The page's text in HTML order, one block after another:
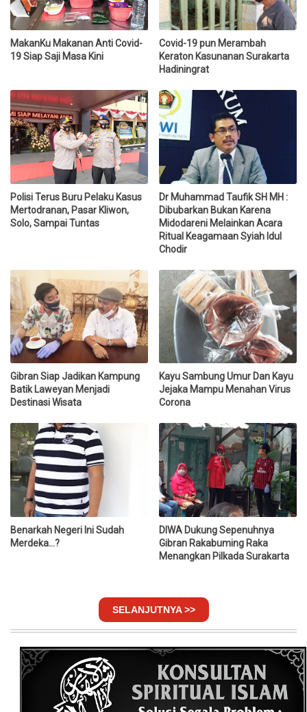
MakanKu Makanan Anti Covid-
19 Siap Saji Masa Kini
Covid-19 pun Merambah
Keraton Kasunanan Surakarta
Hadiningrat
Polisi Terus Buru Pelaku Kasus
Mertodranan, Pasar Kliwon,
Solo, Sampai Tuntas
Dr Muhammad Taufik SH MH :
Dibubarkan Bukan Karena
Midodareni Melainkan Acara
Ritual Keagamaan Syiah Idul
Chodir
Gibran Siap Jadikan Kampung
Batik Laweyan Menjadi
Destinasi Wisata
Kayu Sambung Umur Dan Kayu
Jejaka Mampu Menahan Virus
Corona
Benarkah Negeri Ini Sudah
Merdeka...?
DIWA Dukung Sepenuhnya
Gibran Rakabuming Raka
Menangkan Pilkada Surakarta
SELANJUTNYA >>